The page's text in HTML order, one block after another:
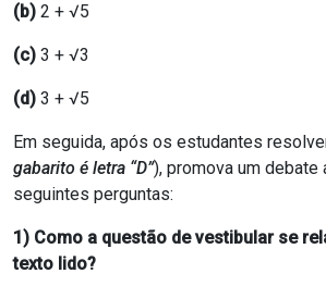
(b) 2 + √5
(c) 3 + √3
(d) 3 + √5
Em seguida, após os estudantes
gabarito é letra “D”), promova um debate
seguintes perguntas:
1) Como a questão de vestibular se
texto lido?